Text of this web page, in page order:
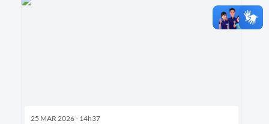
25 MAR 2026 - 14h37